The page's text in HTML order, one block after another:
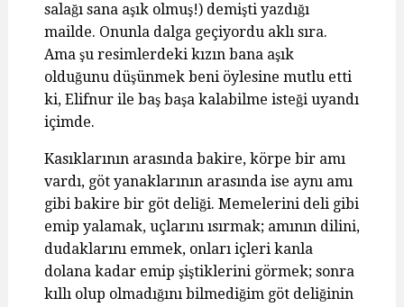
salağı sana aşık olmuş!) demişti yazdığı
mailde. Onunla dalga geçiyordu aklı sıra.
Ama şu resimlerdeki kızın bana aşık
olduğunu düşünmek beni öylesine mutlu etti
ki, Elifnur ile baş başa kalabilme isteği uyandı
içimde.
Kasıklarının arasında bakire, körpe bir amı
vardı, göt yanaklarının arasında ise aynı amı
gibi bakire bir göt deliği. Memelerini deli gibi
emip yalamak, uçlarını ısırmak; amının dilini,
dudaklarını emmek, onları içleri kanla
dolana kadar emip şiştiklerini görmek; sonra
kıllı olup olmadığını bilmediğim göt deliğinin